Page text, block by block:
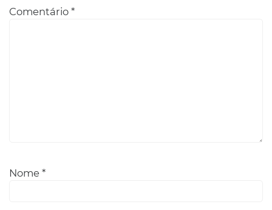
Comentário *
Nome *